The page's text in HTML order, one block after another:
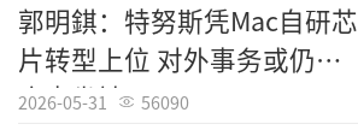
郭明錤：特努斯凭Mac自研芯
片转型上位 对外事务或仍需
库克坐镇
2026-05-31 56090